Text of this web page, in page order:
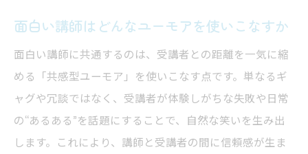
面白い講師はどんなユーモアを使いこなすか
面白い講師に共通するのは、受講者との距離を一気に縮
める「共感型ユーモア」を使いこなす点です。単なるギ
ャグや冗談ではなく、受講者が体験しがちな失敗や日常
の“あるある”を話題にすることで、自然な笑いを生み出
します。これにより、講師と受講者の間に信頼感が生ま